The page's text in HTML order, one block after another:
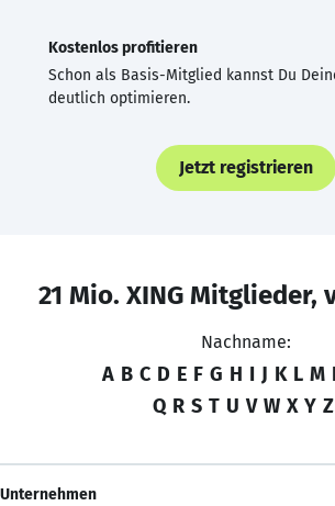
Kostenlos profitieren
Schon als Basis-Mitglied kannst Du
deutlich optimieren.
Jetzt registrieren
21 Mio. XING Mitglieder,
Nachname:
A B C D E F G H I J K L M
Q R S T U V W X Y Z
Unternehmen